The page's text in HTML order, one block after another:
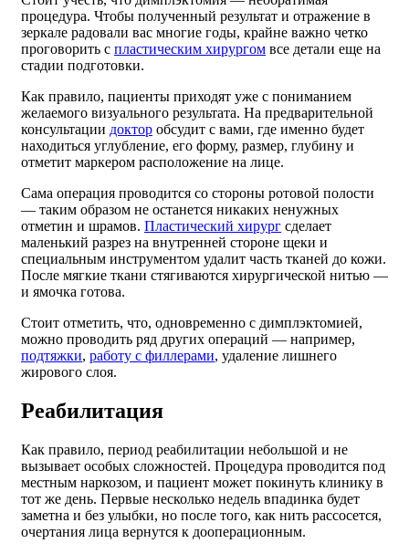
процедура. Чтобы полученный результат и отражение в
зеркале радовали вас многие годы, крайне важно четко
проговорить с пластическим хирургом все детали еще на
стадии подготовки.
Как правило, пациенты приходят уже с пониманием
желаемого визуального результата. На предварительной
консультации доктор обсудит с вами, где именно будет
находиться углубление, его форму, размер, глубину и
отметит маркером расположение на лице.
Сама операция проводится со стороны ротовой полости
— таким образом не останется никаких ненужных
отметин и шрамов. Пластический хирург сделает
маленький разрез на внутренней стороне щеки и
специальным инструментом удалит часть тканей до кожи.
После мягкие ткани стягиваются хирургической нитью —
и ямочка готова.
Стоит отметить, что, одновременно с димплэктомией,
можно проводить ряд других операций — например,
подтяжки, работу с филлерами, удаление лишнего
жирового слоя.
Реабилитация
Как правило, период реабилитации небольшой и не
вызывает особых сложностей. Процедура проводится под
местным наркозом, и пациент может покинуть клинику в
тот же день. Первые несколько недель впадинка будет
заметна и без улыбки, но после того, как нить рассосется,
очертания лица вернутся к дооперационным.